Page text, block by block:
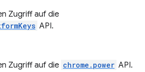
Zugriff auf die
API.
Zugriff auf die chrome.power API.